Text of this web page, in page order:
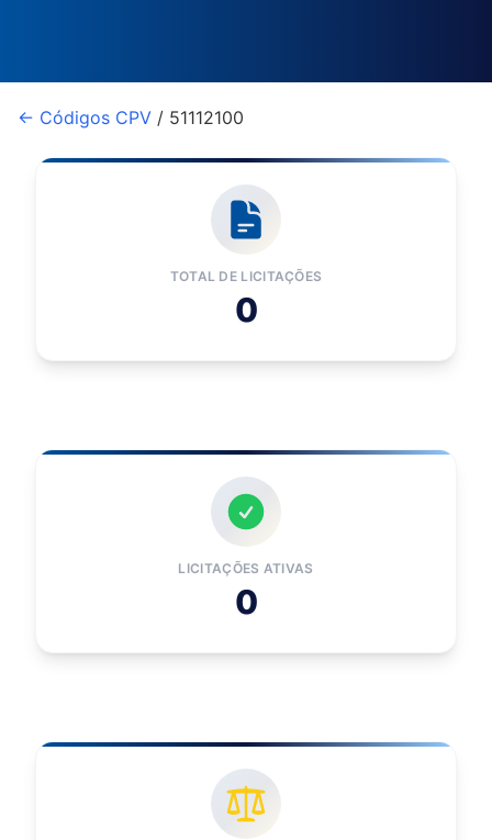
← Códigos CPV / 51112100
TOTAL DE LICITAÇÕES
0
LICITAÇÕES ATIVAS
0